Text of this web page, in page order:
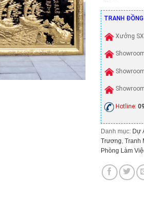
TRANH
Xưởng
Hotline:
Danh mục: Dự
Trương Tranh
Phòng Làm